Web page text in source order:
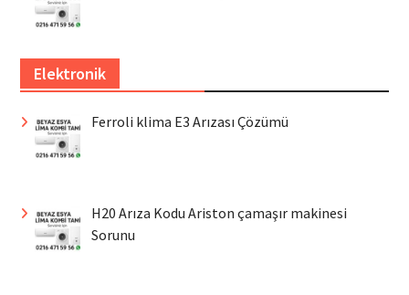
Elektronik
Ferroli klima E3 Arızası Çözümü
H20 Arıza Kodu Ariston çamaşır makinesi
Sorunu